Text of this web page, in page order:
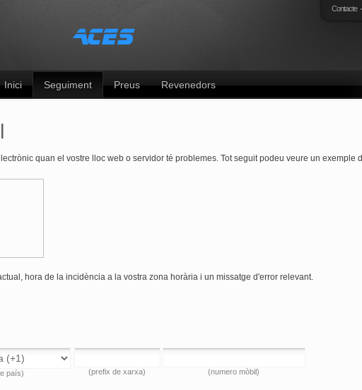
Contacte
Inici Seguiment Preus Revenedors
quan el vostre lloc web o servidor té problemes. Tot seguit podeu veure un exemple
hora de la incidència a la vostra zona horària i un missatge d'error relevant.
país) (prefix de xarxa)
(numero mòbil)